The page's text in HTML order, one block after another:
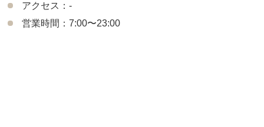
アクセス：-
営業時間：7:00〜23:00